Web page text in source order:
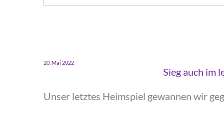
‍20. Mai 2022
‍Sieg auch im
‍Unser letztes Heimspiel gewannen wir